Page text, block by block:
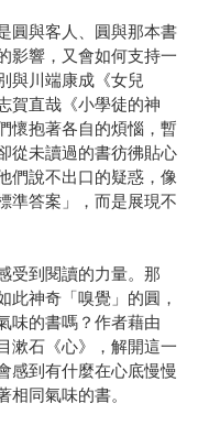
圓與客人、圓與那本書
影響，又會如何支持一
與川端康成《女兒
賀直哉《小學徒的神
懷抱著各自的煩惱，暫
從未讀過的書彷彿貼心
們說不出口的疑惑，像
準答案」，而是展現不
受到閱讀的力量。那
此神奇「嗅覺」的圓，
味的書嗎？作者藉由
漱石《心》，解開這一
感到有什麼在心底慢慢
同氣味的書。